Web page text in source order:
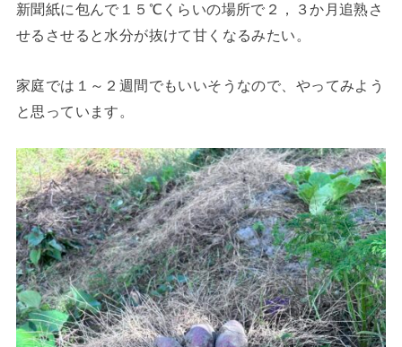
新聞紙に包んで１５℃くらいの場所で２，３か月追熟さ
せるさせると水分が抜けて甘くなるみたい。
家庭では１～２週間でもいいそうなので、やってみよう
と思っています。